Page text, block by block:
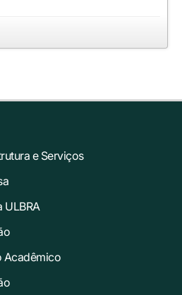
e Serviços
ULBRA
Acadêmico